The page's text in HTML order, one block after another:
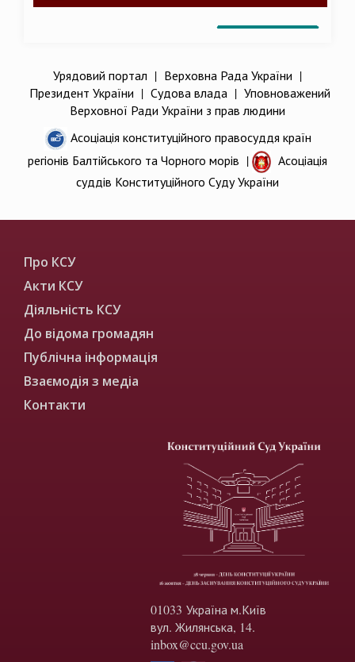
Урядовий портал | Верховна Рада України |
Президент України | Судова влада| Уповноважений
Верховної Ради України з прав людини
Асоціація конституційного правосуддя країн
регіонів Балтійського та Чорного морів |
Асоціація
суддів Конституційного Суду України
Про КСУ
Акти КСУ
Діяльність КСУ
До відома громадян
Публічна інформація
Взаємодія з медіа
Контакти
01033 Україна м.Київ
вул. Жилянська, 14.
inbox@ccu.gov.ua